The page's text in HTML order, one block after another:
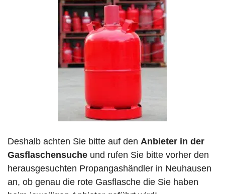
Deshalb achten Sie bitte auf den Anbieter in der
Gasflaschensuche und rufen Sie bitte vorher den
herausgesuchten Propangashändler in Neuhausen
an, ob genau die rote Gasflasche die Sie haben